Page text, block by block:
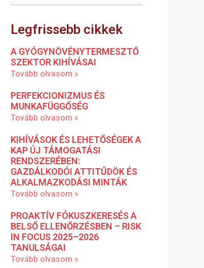
Legfrissebb cikkek
A GYÓGYNÖVÉNYTERMESZTŐ
SZEKTOR KIHÍVÁSAI
Tovább olvasom »
PERFEKCIONIZMUS ÉS
MUNKAFÜGGŐSÉG
Tovább olvasom »
KIHÍVÁSOK ÉS LEHETŐSÉGEK A
KAP ÚJ TÁMOGATÁSI
RENDSZERÉBEN:
GAZDÁLKODÓI ATTITŰDÖK ÉS
ALKALMAZKODÁSI MINTÁK
Tovább olvasom »
PROAKTÍV FÓKUSZKERESÉS A
BELSŐ ELLENŐRZÉSBEN – RISK
IN FOCUS 2025–2026
TANULSÁGAI
Tovább olvasom »